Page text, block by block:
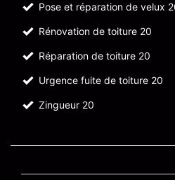
Pose et réparation de velux
Rénovation de toiture 20
Réparation de toiture 20
Urgence fuite de toiture 20
Zingueur 20